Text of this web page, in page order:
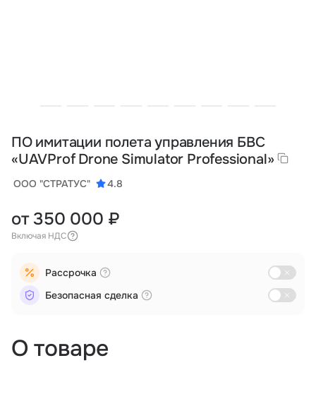
О товаре
ПО имитации полета управления БВС
«UAVProf Drone Simulator Professional»
ООО "СТРАТУС" 4.8
от 350 000 ₽
Включая НДС
Рассрочка
Безопасная сделка